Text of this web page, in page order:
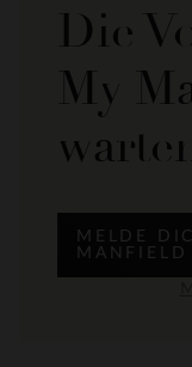
Die
My
MELDE
MANFIELD